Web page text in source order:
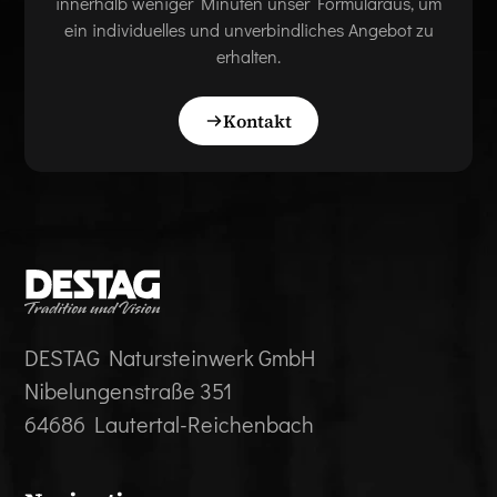
ein individuelles und unverbindliches Angebot zu
erhalten.
Kontakt
DESTAG Natursteinwerk GmbH
Nibelungenstraße 351
64686 Lautertal-Reichenbach